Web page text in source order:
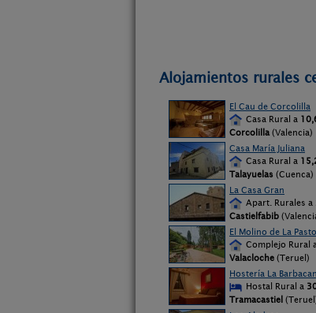
Alojamientos rurales
El Cau de Corcolilla
Casa Rural a
Corcolilla (Valencia)
Casa María Juliana
Casa Rural a
Talayuelas (Cuenca)
La Casa Gran
Apart. Rurales a
Castielfabib
El Molino de La
Complejo Rural
Valacloche (Teruel)
Hostería La
Hostal Rural a
Tramacastiel